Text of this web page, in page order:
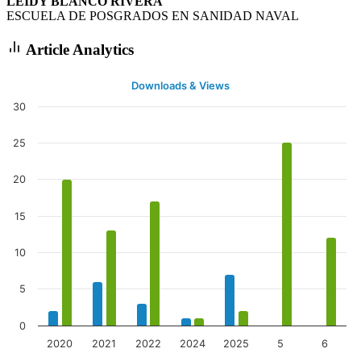
ESCUELA DE POSGRADOS EN SANIDAD NAVAL
Article Analytics
Downloads & Views
2020 2021 2022 2024 2025 5 6
0
5
10
15
20
25
30